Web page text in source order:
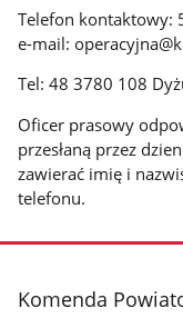
Telefon kontaktowy:
e-mail:
Tel: 48 3780 108
Oficer prasowy
przesłaną przez
zawierać imię i
telefonu.
stopka
Komenda